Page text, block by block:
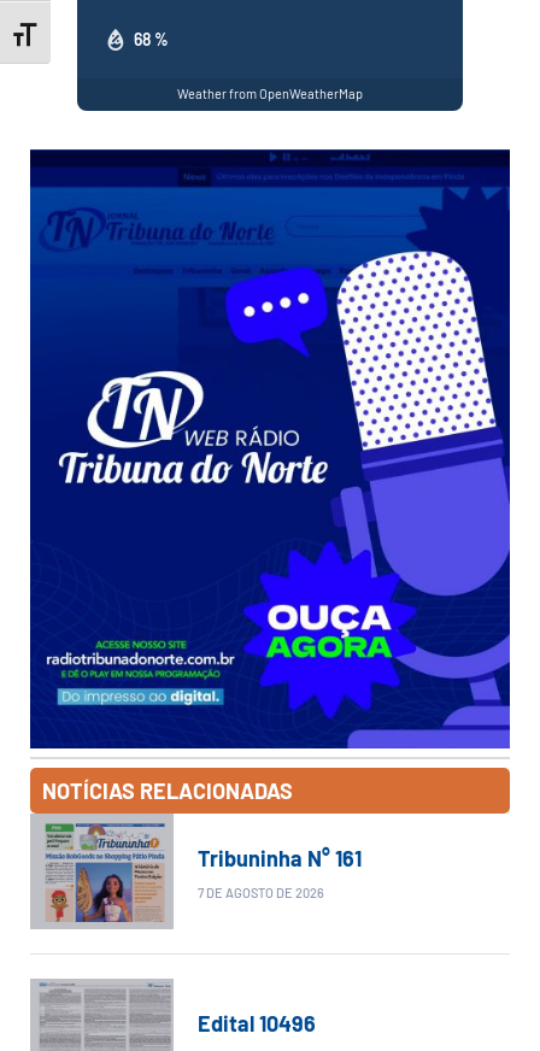
Toggle Font size68 %
Weather from OpenWeatherMap
NOTÍCIAS RELACIONADAS
Tribuninha N° 161
7 DE AGOSTO DE 2026
Edital 10496